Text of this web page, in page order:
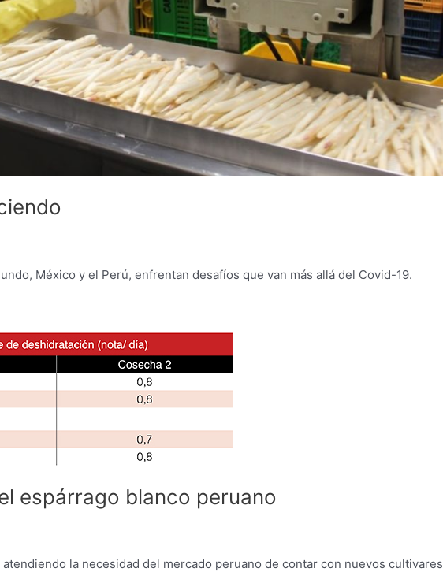
México y el Perú, enfrentan desafíos que van más allá del Covid-19.
espárrago blanco peruano
la necesidad del mercado peruano de contar con nuevos cultivares